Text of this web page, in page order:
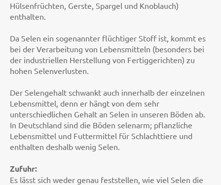
Hülsenfrüchten, Gerste, Spargel und Knoblauch)
enthalten.
Da Selen ein sogenannter flüchtiger Stoff ist, kommt es
bei der Verarbeitung von Lebensmitteln (besonders bei
der industriellen Herstellung von Fertiggerichten) zu
hohen Selenverlusten.
Der Selengehalt schwankt auch innerhalb der einzelnen
Lebensmittel, denn er hängt von dem sehr
unterschiedlichen Gehalt an Selen in unseren Böden ab.
In Deutschland sind die Böden selenarm; pflanzliche
Lebensmittel und Futtermittel für Schlachttiere und
enthalten deshalb wenig Selen.
Zufuhr:
Es lässt sich weder genau feststellen, wie viel Selen die